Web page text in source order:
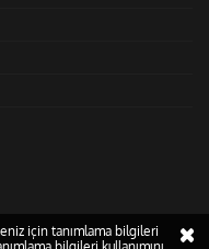
için tanımlama bilgileri